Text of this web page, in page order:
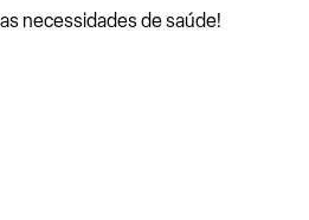
necessidades de saúde!